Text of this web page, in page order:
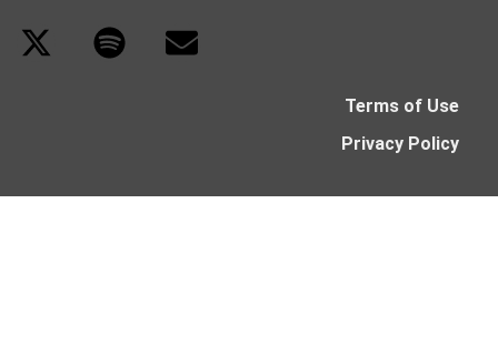
Terms of Use
Privacy Policy